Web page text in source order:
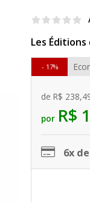
Les Éditions
de R$
por R$
17%
6x